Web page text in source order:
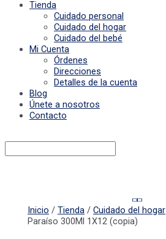
Tienda
Cuidado personal
Cuidado del hogar
Cuidado del bebé
Mi Cuenta
Órdenes
Direcciones
Detalles de la cuenta
Blog
Únete a nosotros
Contacto
Inicio /Tienda /Cuidado del hogar
Paraíso 300Ml 1X12 (copia)